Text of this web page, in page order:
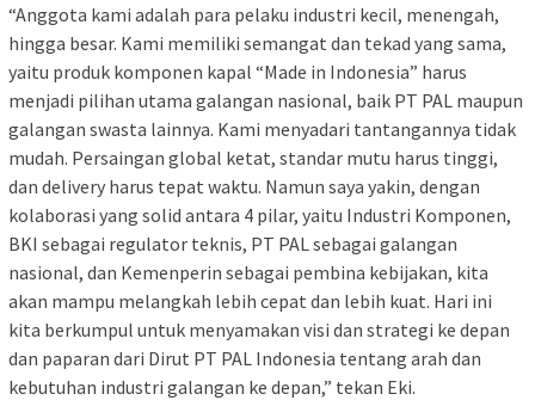
“Anggota kami adalah para pelaku industri kecil, menengah,
hingga besar. Kami memiliki semangat dan tekad yang sama,
yaitu produk komponen kapal “Made in Indonesia” harus
menjadi pilihan utama galangan nasional, baik PT PAL maupun
galangan swasta lainnya. Kami menyadari tantangannya tidak
mudah. Persaingan global ketat, standar mutu harus tinggi,
dan delivery harus tepat waktu. Namun saya yakin, dengan
kolaborasi yang solid antara 4 pilar, yaitu Industri Komponen,
BKI sebagai regulator teknis, PT PAL sebagai galangan
nasional, dan Kemenperin sebagai pembina kebijakan, kita
akan mampu melangkah lebih cepat dan lebih kuat. Hari ini
kita berkumpul untuk menyamakan visi dan strategi ke depan
dan paparan dari Dirut PT PAL Indonesia tentang arah dan
kebutuhan industri galangan ke depan,” tekan Eki.